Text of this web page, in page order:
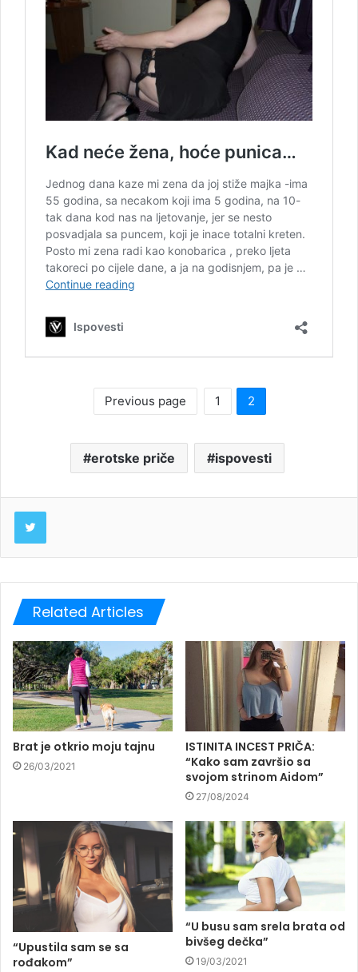
Previous page 1 2
erotske priče ispovesti
Twitter
Related Articles
Brat je otkrio moju tajnu
26/03/2021
ISTINITA INCEST PRIČA:
“Kako sam završio sa
svojom strinom Aidom”
27/08/2024
“Upustila sam se sa
rođakom”
“U busu sam srela brata od
bivšeg dečka”
19/03/2021